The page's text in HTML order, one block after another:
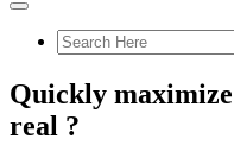
Quickly
real ?